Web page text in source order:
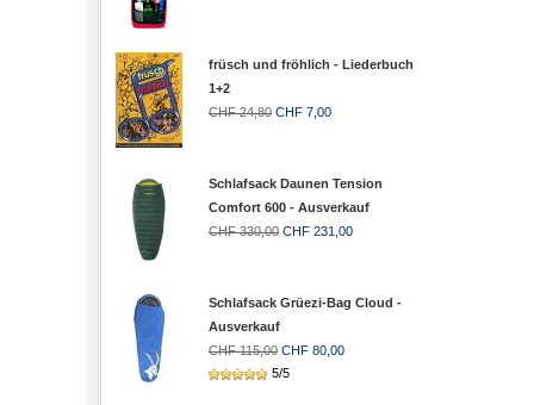
früsch und fröhlich - Liederbuch
1+2
CHF 24,80 CHF 7,00
Schlafsack Daunen Tension
Comfort 600 - Ausverkauf
CHF 330,00 CHF 231,00
Schlafsack Grüezi-Bag Cloud -
Ausverkauf
CHF 115,00 CHF 80,00
5/5